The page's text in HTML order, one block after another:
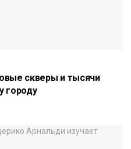
скверы и тысячи
городу